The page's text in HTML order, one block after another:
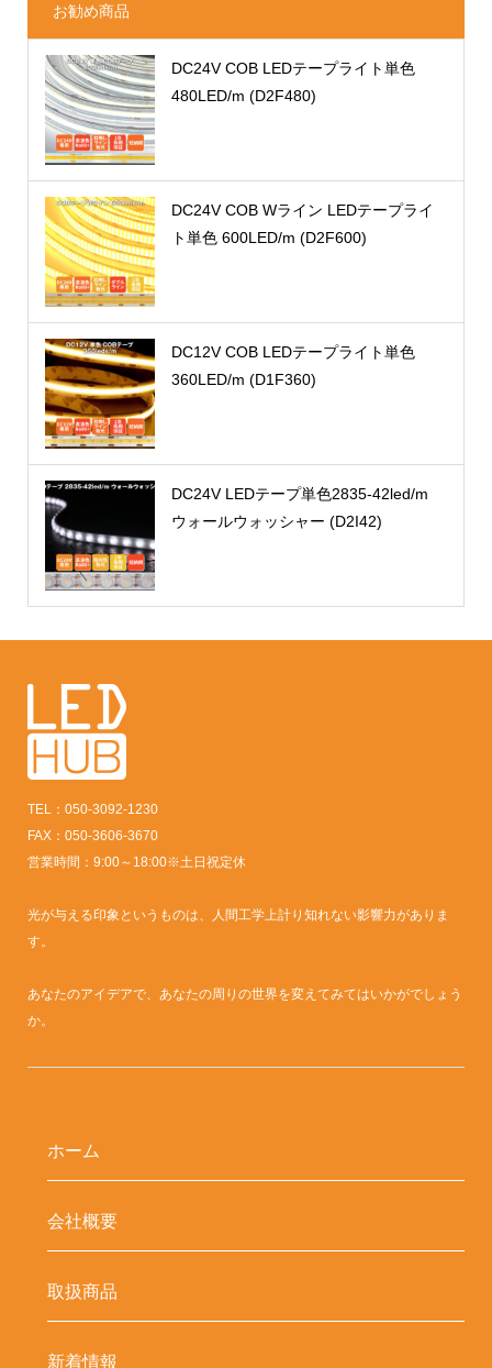
お勧め商品
DC24V COB LEDテープライト単色
480LED/m (D2F480)
DC24V COB Wライン LEDテープライ
ト単色 600LED/m (D2F600)
DC12V COB LEDテープライト単色
360LED/m (D1F360)
DC24V LEDテープ単色2835-42led/m
ウォールウォッシャー (D2I42)
TEL：050-3092-1230
FAX：050-3606-3670
営業時間：9:00～18:00※土日祝定休
光が与える印象というものは、人間工学上計り知れない影響力がありま
す。
あなたのアイデアで、あなたの周りの世界を変えてみてはいかがでしょう
か。
ホーム
会社概要
取扱商品
新着情報